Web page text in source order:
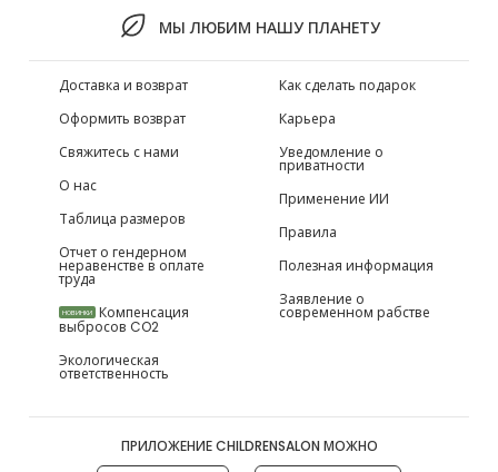
МЫ ЛЮБИМ НАШУ ПЛАНЕТУ
Доставка и возврат
Оформить возврат
Свяжитесь с нами
О нас
Таблица размеров
Отчет о гендерном
неравенстве в оплате
труда
НОВИНКИ Компенсация
выбросов CO2
Экологическая
ответственность
Как сделать подарок
Карьера
Уведомление о
приватности
Применение ИИ
Правила
Полезная информация
Заявление о
современном рабстве
ПРИЛОЖЕНИЕ CHILDRENSALON МОЖНО